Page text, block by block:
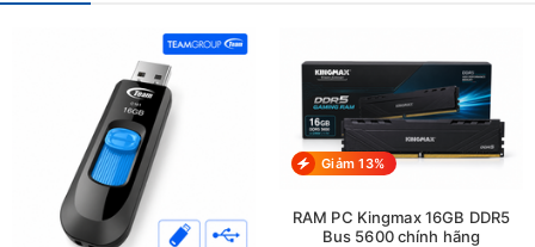
Giảm 13%
RAM PC Kingmax 16GB DDR5
Bus 5600 chính hãng